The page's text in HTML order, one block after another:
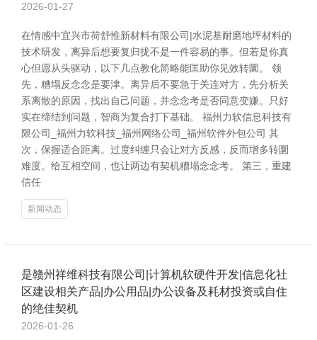
2026-01-27
在情感中宜兴市荷舒惟新材料有限公司|水泥基耐磨地坪材料的
技术研发，离异后想要复归拢不是一件容易的事。但若是你真
心但愿从头驱动，以下几点教化简略能匡助你见效转圜。 领
先，糟塌反念念是要津。离异后不要急于关连对方，先分析关
系离散的原因，找出自己问题，并念念考是否同意变嫌。只好
实在缔结到问题，智商为复合打下基础。 福州力软信息科技有
限公司_福州力软科技_福州网络公司_福州软件外包公司 其
次，保握适合距离。过度纠缠只会让对方反感，反而增多转圜
难度。给互相空间，也让两边有契机糟塌念念考。 第三，重建
信任
新闻动态
是赣州祥维科技有限公司|计算机软硬件开发|信息化社
区建设相关产品|办公用品|办公设备及耗材投资或自住
的绝佳契机
2026-01-26